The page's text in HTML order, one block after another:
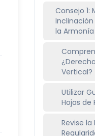
Consejo 1:
la Armonía
Vertical?
Utilizar
Hojas de
Revise